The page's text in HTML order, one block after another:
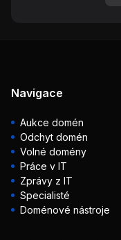
Navigace
Aukce domén
Odchyt domén
Volné domény
Práce v IT
Zprávy z IT
Specialisté
Doménové nástroje